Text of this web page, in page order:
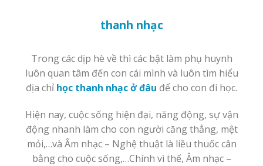
thanh nhạc
Trong các dịp hè về thì các bật làm phụ huynh
luôn quan tâm đến con cái mình và luôn tìm hiểu
địa chỉ học thanh nhạc ở đâu để cho con đi học.
Hiện nay, cuộc sống hiện đại, năng động, sự vận
động nhanh làm cho con người căng thẳng, mệt
mỏi,…và Âm nhạc – Nghệ thuật là liều thuốc cân
bằng cho cuộc sống,…Chính vì thế, Âm nhạc –